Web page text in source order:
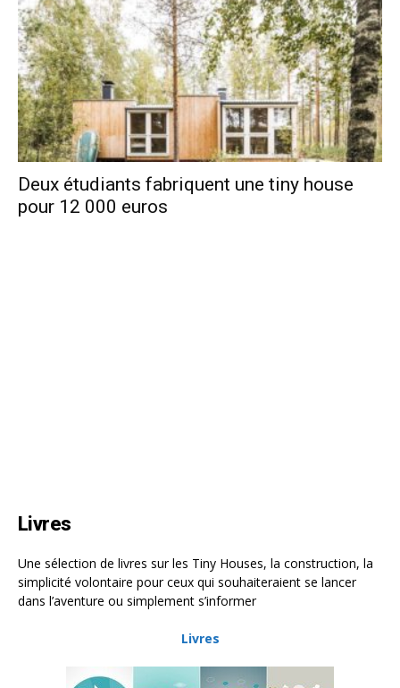
Deux étudiants fabriquent une tiny house
pour 12 000 euros
Livres
Une sélection de livres sur les Tiny Houses, la construction, la
simplicité volontaire pour ceux qui souhaiteraient se lancer
dans l’aventure ou simplement s’informer
Livres